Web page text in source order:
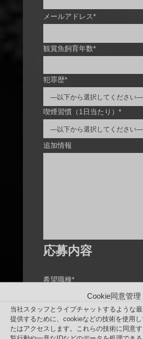
Cookie同意管理
当社スタッフとライブチャットするような
提供するために、cookieなどの技術を使用
たはアクセスします。これらの技術に同意
メールアドレス*
観賞魚飼育年数*
犯罪歴*
喫煙習慣（1日当たり）*
追加情報
応募内容
希望職種*
最短入社可能日*